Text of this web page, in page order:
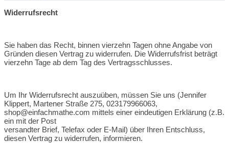
Widerrufsrecht
Sie haben das Recht, binnen vierzehn Tagen ohne Angabe von
Gründen diesen Vertrag zu widerrufen. Die Widerrufsfrist beträgt
vierzehn Tage ab dem Tag des Vertragsschlusses.
Um Ihr Widerrufsrecht auszuüben, müssen Sie uns (Jennifer
Klippert, Martener Straße 275, 023179966063,
shop@einfachmathe.com mittels einer eindeutigen Erklärung (z.B.
ein mit der Post
versandter Brief, Telefax oder E-Mail) über Ihren Entschluss,
diesen Vertrag zu widerrufen, informieren.